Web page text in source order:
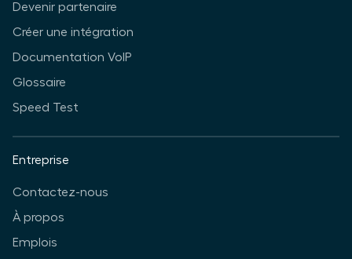
Devenir partenaire
Créer une intégration
Documentation VoIP
Glossaire
Speed Test
Entreprise
Contactez-nous
À propos
Emplois